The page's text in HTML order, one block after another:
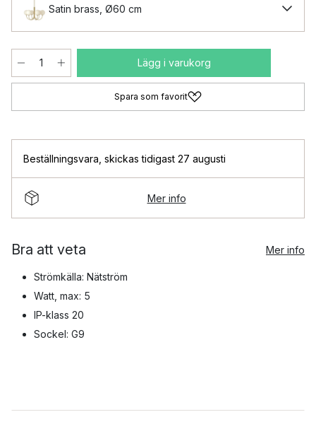
Satin brass, Ø60 cm
Lägg i varukorg
Spara som favorit
Beställningsvara skickas tidigast 27 augusti
Mer info
Bra att veta Mer info
Strömkälla: Nätström
Watt, max: 5
IP-klass 20
Sockel: G9